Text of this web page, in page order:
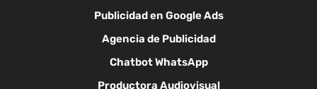
Publicidad en Google Ads
Agencia de Publicidad
Chatbot WhatsApp
Productora Audiovisual